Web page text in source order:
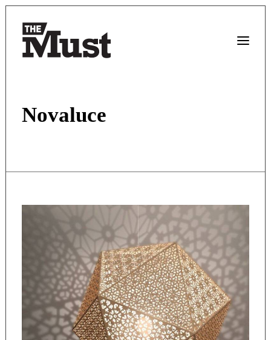
Novaluce